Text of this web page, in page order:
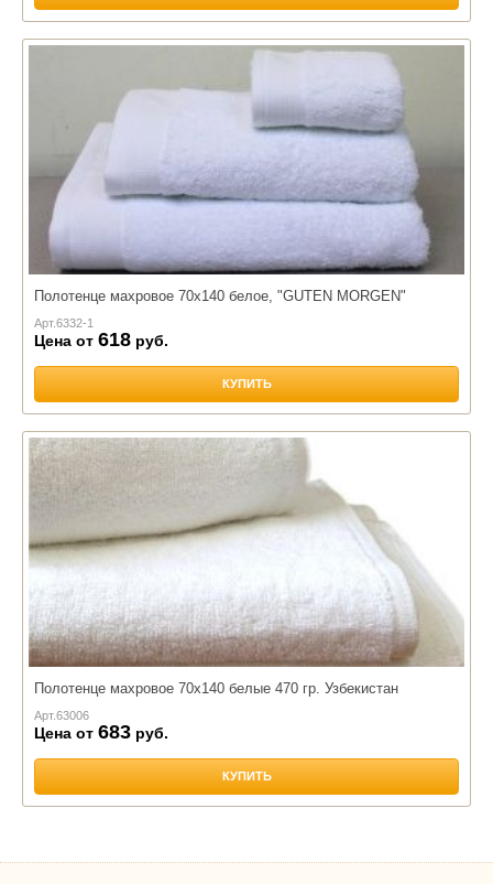
Полотенце махровое 70х140 белое, "GUTEN MORGEN"
Арт.6332-1
Цена от 618 руб.
КУПИТЬ
Полотенце махровое 70х140 белые 470 гр. Узбекистан
Арт.63006
Цена от 683 руб.
КУПИТЬ